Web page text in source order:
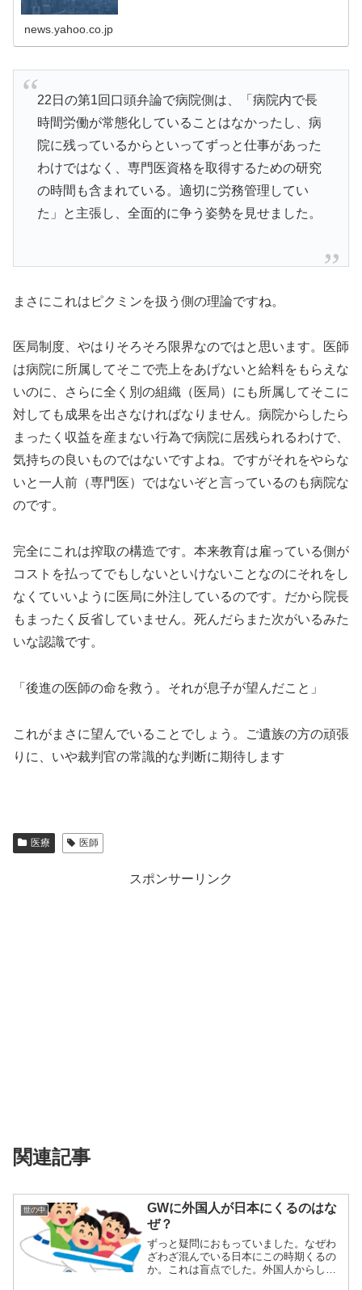
news.yahoo.co.jp
22日の第1回口頭弁論で病院側は、「病院内で長
時間労働が常態化していることはなかったし、病
院に残っているからといってずっと仕事があった
わけではなく、専門医資格を取得するための研究
の時間も含まれている。適切に労務管理してい
た」と主張し、全面的に争う姿勢を見せました。
まさにこれはピクミンを扱う側の理論ですね。
医局制度、やはりそろそろ限界なのではと思います。医師
は病院に所属してそこで売上をあげないと給料をもらえな
いのに、さらに全く別の組織（医局）にも所属してそこに
対しても成果を出さなければなりません。病院からしたら
まったく収益を産まない行為で病院に居残られるわけで、
気持ちの良いものではないですよね。ですがそれをやらな
いと一人前（専門医）ではないぞと言っているのも病院な
のです。
完全にこれは搾取の構造です。本来教育は雇っている側が
コストを払ってでもしないといけないことなのにそれをし
なくていいように医局に外注しているのです。だから院長
もまったく反省していません。死んだらまた次がいるみた
いな認識です。
「後進の医師の命を救う。それが息子が望んだこと」
これがまさに望んでいることでしょう。ご遺族の方の頑張
りに、いや裁判官の常識的な判断に期待します
医療 医師
スポンサーリンク
関連記事
世の中
GWに外国人が日本にくるのはな
ぜ？
ずっと疑問におもっていました。なぜわ
ざわざ混んでいる日本にこの時期くるの
か。これは盲点でした。外国人からして